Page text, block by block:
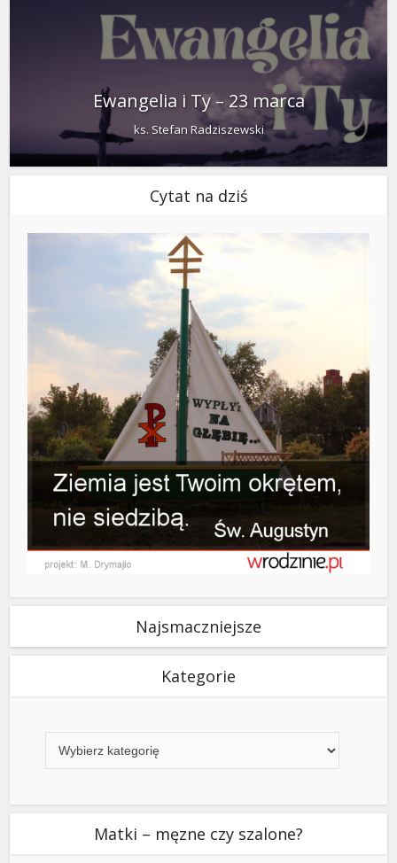
Ewangelia i Ty – 23 marca
ks. Stefan Radziszewski
Cytat na dziś
Najsmaczniejsze
Kategorie
Matki – męzne czy szalone?